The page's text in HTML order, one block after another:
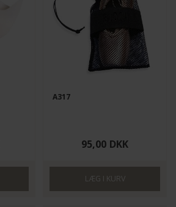
A317
95,00 DKK